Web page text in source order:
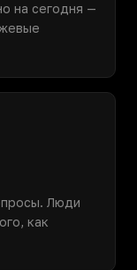
на сегодня —
Люди
как